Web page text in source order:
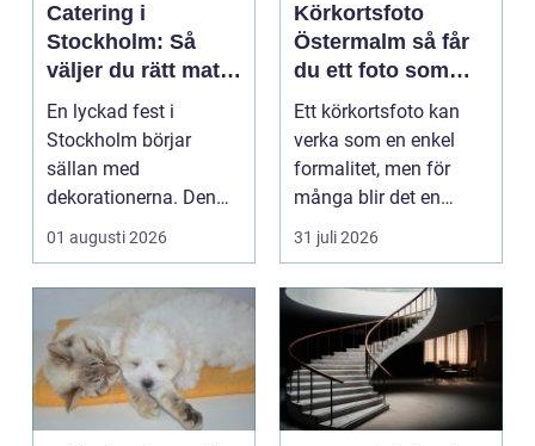
Catering i
Stockholm: Så
väljer du rätt mat
till ditt evenemang
En lyckad fest i
Stockholm börjar
sällan med
dekorationerna. Den
börjar i köket....
01 augusti 2026
Körkortsfoto
Östermalm så får
du ett foto som
alltid blir godkänt
Ett körkortsfoto kan
verka som en enkel
formalitet, men för
många blir det en
oväntad källa till str...
31 juli 2026